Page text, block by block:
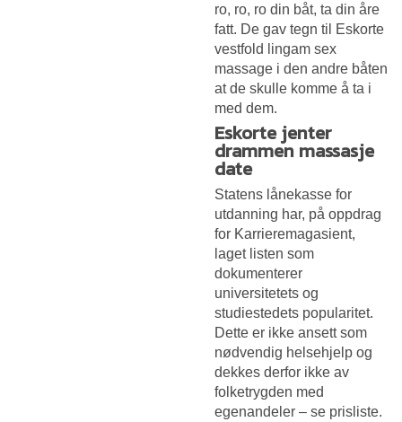
ro, ro, ro din båt, ta din åre
fatt. De gav tegn til
Eskorte
vestfold lingam sex
massage i den andre båten
at de skulle komme å ta i
med dem.
Eskorte jenter
drammen massasje
date
Statens lånekasse for
utdanning har, på oppdrag
for Karrieremagasient,
laget listen som
dokumenterer
universitetets og
studiestedets popularitet.
Dette er ikke ansett som
nødvendig helsehjelp og
dekkes derfor ikke av
folketrygden med
egenandeler – se prisliste.